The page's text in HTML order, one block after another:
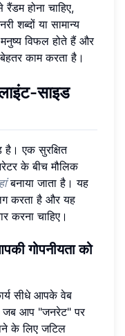
रैंडम होना चाहिए,
शब्दों या सामान्य
विफल होते हैं और
काम करता है।
साइड
है। एक सुरक्षित
के बीच मौलिक
बनाया जाता है। यह
करता है और यह
करना चाहिए।
गोपनीयता को
सीधे आपके वेब
जब आप "जनरेट" पर
के लिए जटिल